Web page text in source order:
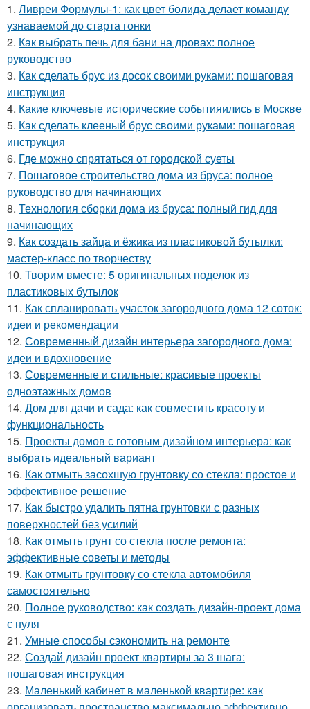
1. Ливреи Формулы-1: как цвет болида делает команду
узнаваемой до старта гонки
2. Как выбрать печь для бани на дровах: полное
руководство
3. Как сделать брус из досок своими руками: пошаговая
инструкция
4. Какие ключевые исторические событияились в Москве
5. Как сделать клееный брус своими руками: пошаговая
инструкция
6. Где можно спрятаться от городской суеты
7. Пошаговое строительство дома из бруса: полное
руководство для начинающих
8. Технология сборки дома из бруса: полный гид для
начинающих
9. Как создать зайца и ёжика из пластиковой бутылки:
мастер-класс по творчеству
10. Творим вместе: 5 оригинальных поделок из
пластиковых бутылок
11. Как спланировать участок загородного дома 12 соток:
идеи и рекомендации
12. Современный дизайн интерьера загородного дома:
идеи и вдохновение
13. Современные и стильные: красивые проекты
одноэтажных домов
14. Дом для дачи и сада: как совместить красоту и
функциональность
15. Проекты домов с готовым дизайном интерьера: как
выбрать идеальный вариант
16. Как отмыть засохшую грунтовку со стекла: простое и
эффективное решение
17. Как быстро удалить пятна грунтовки с разных
поверхностей без усилий
18. Как отмыть грунт со стекла после ремонта:
эффективные советы и методы
19. Как отмыть грунтовку со стекла автомобиля
самостоятельно
20. Полное руководство: как создать дизайн-проект дома
с нуля
21. Умные способы сэкономить на ремонте
22. Создай дизайн проект квартиры за 3 шага:
пошаговая инструкция
23. Маленький кабинет в маленькой квартире: как